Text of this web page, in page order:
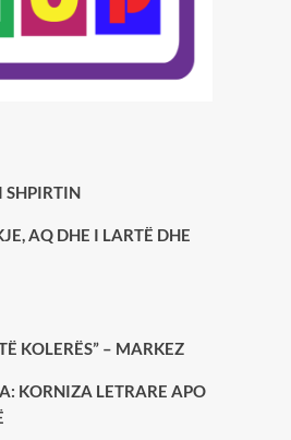
SHPIRTIN
AQ DHE I LARTË DHE
KOLERËS” – MARKEZ
KORNIZA LETRARE APO